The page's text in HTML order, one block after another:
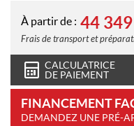
À partir de : 44 349
Frais de transport et
CALCULATRICE
DE PAIEMENT
FINANCEMENT
DEMANDEZ UNE PRÉ-